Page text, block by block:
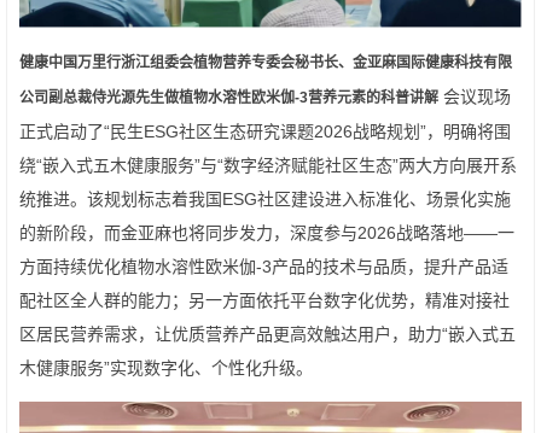
健康中国万里行浙江组委会植物营养专委会秘书长、金亚麻国际健康科技有限
公司副总裁侍光源先生做植物水溶性欧米伽-3营养元素的科普讲解 会议现场
正式启动了“民生ESG社区生态研究课题2026战略规划”，明确将围
绕“嵌入式五木健康服务”与“数字经济赋能社区生态”两大方向展开系
统推进。该规划标志着我国ESG社区建设进入标准化、场景化实施
的新阶段，而金亚麻也将同步发力，深度参与2026战略落地——一
方面持续优化植物水溶性欧米伽-3产品的技术与品质，提升产品适
配社区全人群的能力；另一方面依托平台数字化优势，精准对接社
区居民营养需求，让优质营养产品更高效触达用户，助力“嵌入式五
木健康服务”实现数字化、个性化升级。